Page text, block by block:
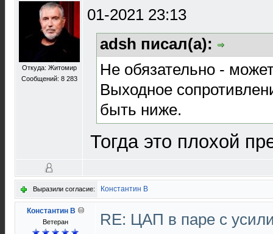
Откуда: Житомир
Сообщений: 8 283
01-2021 23:13
adsh писал(а):
Не обязательно -
Выходное
быть ниже.
Тогда это плохой
Выразили согласие: Константин В
Константин В
Ветеран
RE: ЦАП в паре с